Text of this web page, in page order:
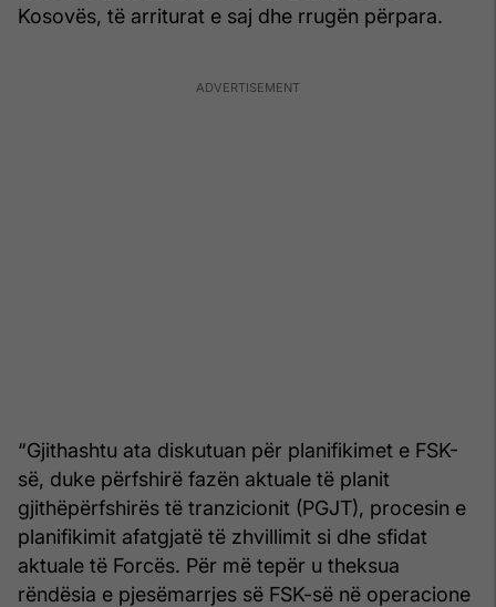
Kosovës, të arriturat e saj dhe rrugën përpara.
“Gjithashtu ata diskutuan për planifikimet e FSK-
së, duke përfshirë fazën aktuale të planit
gjithëpërfshirës të tranzicionit (PGJT), procesin e
planifikimit afatgjatë të zhvillimit si dhe sfidat
aktuale të Forcës. Për më tepër u theksua
rëndësia e pjesëmarrjes së FSK-së në operacione